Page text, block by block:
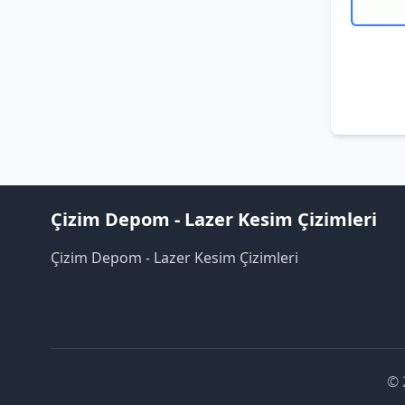
Çizim Depom - Lazer Kesim Çizimleri
Çizim Depom - Lazer Kesim Çizimleri
©